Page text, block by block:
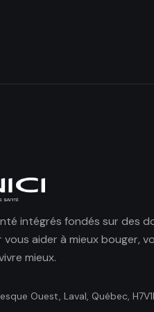
intégrés fondés sur des
aider à mieux bouger,
mieux.
Ouest, Laval, Québec,